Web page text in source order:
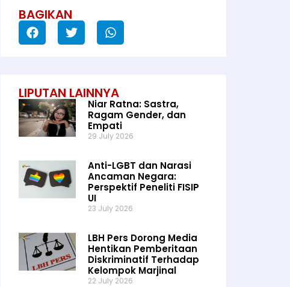
BAGIKAN
LIPUTAN LAINNYA
Niar Ratna: Sastra,
Ragam Gender, dan
Empati
29 July 2026
Anti-LGBT dan Narasi
Ancaman Negara:
Perspektif Peneliti FISIP
UI
23 July 2026
LBH Pers Dorong Media
Hentikan Pemberitaan
Diskriminatif Terhadap
Kelompok Marjinal
22 July 2026